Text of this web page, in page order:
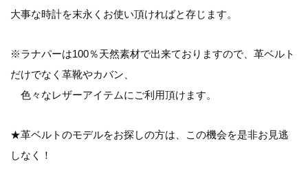
大事な時計を末永くお使い頂ければと存じます。
※ラナパーは100％天然素材で出来ておりますので、革ベルト
だけでなく革靴やカバン、
色々なレザーアイテムにご利用頂けます。
★革ベルトのモデルをお探しの方は、この機会を是非お見逃
しなく！